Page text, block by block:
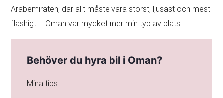
Arabemiraten, där allt måste vara störst, ljusast och mest
flashigt…. Oman var mycket mer min typ av plats
Behöver du hyra bil i Oman?
Mina tips: